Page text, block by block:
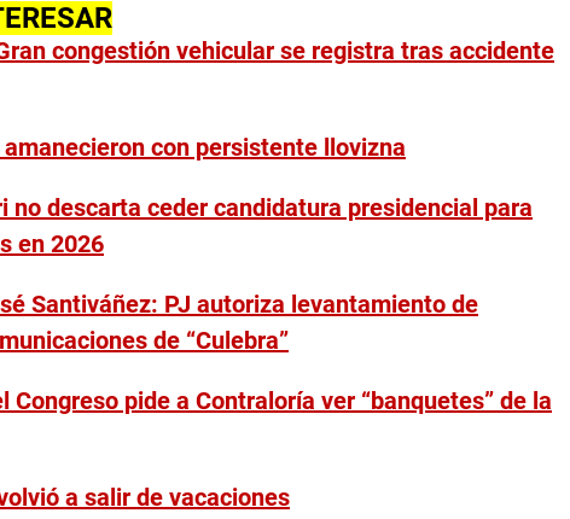
congestión vehicular se registra tras accidente
con persistente llovizna
no descarta ceder candidatura presidencial para
en 2026
Santiváñez: PJ autoriza levantamiento de
de “Culebra”
Congreso pide a Contraloría ver “banquetes” de la
a salir de vacaciones